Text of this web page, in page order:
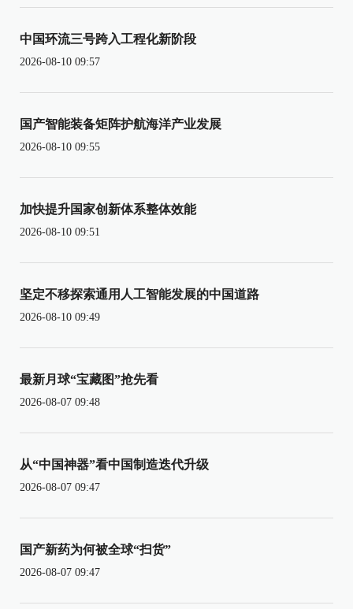
中国环流三号跨入工程化新阶段
2026-08-10 09:57
国产智能装备矩阵护航海洋产业发展
2026-08-10 09:55
加快提升国家创新体系整体效能
2026-08-10 09:51
坚定不移探索通用人工智能发展的中国道路
2026-08-10 09:49
最新月球“宝藏图”抢先看
2026-08-07 09:48
从“中国神器”看中国制造迭代升级
2026-08-07 09:47
国产新药为何被全球“扫货”
2026-08-07 09:47